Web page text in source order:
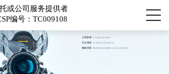
或公司服务提供者
编号：TC009108